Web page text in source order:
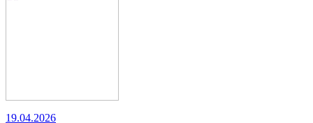
19.04.2026